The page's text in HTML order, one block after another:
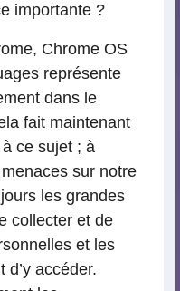
importante ?
Chrome OS
représente
dans le
fait maintenant
ce sujet ; à
sur notre
les grandes
collecter et de
et les
d’y accéder.